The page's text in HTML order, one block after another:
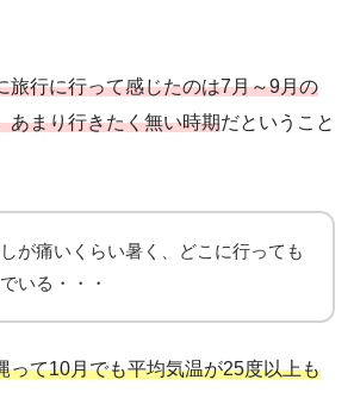
旅行に行って感じたのは7月～9月の
あまり行きたく無い時期だということ
が痛いくらい暑く、どこに行っても
いる・・・
って10月でも平均気温が25度以上も